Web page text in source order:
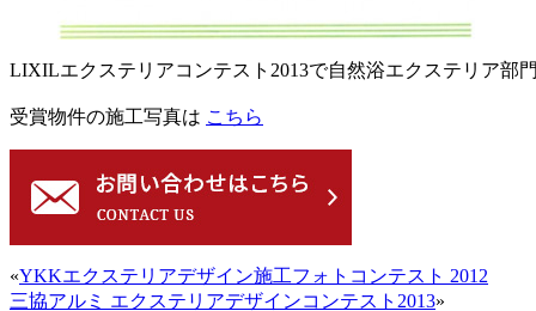
LIXILエクステリアコンテスト2013で自然浴エクステリア部
受賞物件の施工写真は こちら
«YKKエクステリアデザイン施工フォトコンテスト 2012
三協アルミ エクステリアデザインコンテスト2013»